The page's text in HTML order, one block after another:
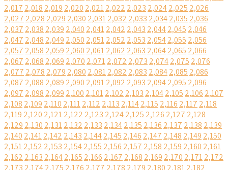
2,017 2,018 2,019 2,020 2,0212,022 2,023 2,0242,025 2,026
2,027 2,028 2,029 2,030 2,0312,032 2,033 2,0342,035 2,036
2,037 2,038 2,039 2,040 2,0412,042 2,043 2,0442,045 2,046
2,047 2,048 2,049 2,050 2,0512,052 2,053 2,0542,055 2,056
2,057 2,058 2,059 2,060 2,0612,062 2,063 2,0642,065 2,066
2,067 2,068 2,069 2,070 2,0712,072 2,073 2,0742,075 2,076
2,077 2,078 2,079 2,080 2,0812,082 2,083 2,0842,085 2,086
2,087 2,088 2,089 2,090 2,0912,092 2,093 2,0942,095 2,096
2,097 2,098 2,099 2,100 2,1012,102 2,103 2,1042,105 2,106 2,107
2,108 2,109 2,110 2,1112,112 2,113 2,1142,115 2,116 2,117 2,118
2,119 2,120 2,1212,122 2,123 2,1242,125 2,126 2,127 2,128
2,129 2,130 2,1312,132 2,133 2,1342,135 2,136 2,137 2,138 2,139
2,140 2,1412,142 2,143 2,1442,145 2,146 2,147 2,148 2,149 2,150
2,1512,152 2,153 2,1542,155 2,156 2,157 2,158 2,159 2,160 2,161
2,162 2,163 2,1642,165 2,166 2,167 2,168 2,169 2,170 2,1712,172